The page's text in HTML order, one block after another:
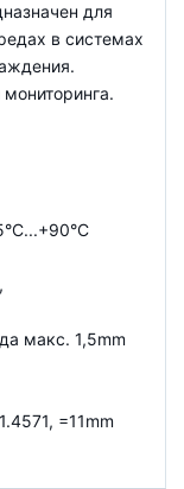
для
в системах
макс. 1,5mm
=11mm